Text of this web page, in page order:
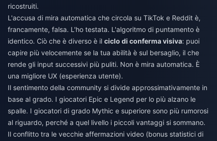
ricostruiti.
L'accusa di mira automatica che circola su TikTok e Reddit è,
francamente, falsa. L'ho testata. L'algoritmo di puntamento è
identico. Ciò che è diverso è il ciclo di conferma visiva: puoi
capire più velocemente se la tua abilità è sul bersaglio, il che
rende gli input successivi più puliti. Non è mira automatica. È
una migliore UX (esperienza utente).
Il sentimento della community si divide approssimativamente in
base al grado. I giocatori Epic e Legend per lo più alzano le
spalle. I giocatori di grado Mythic e superiore sono più rumorosi
al riguardo, perché a quel livello i piccoli vantaggi si sommano.
Il conflitto tra le vecchie affermazioni video (bonus statistici di